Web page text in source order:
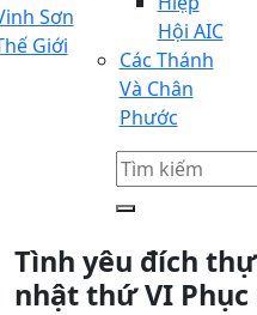
Sơn
Giới
Hội AIC
Các Thánh
Và Chân
Phước
Tình yêu đích
nhật thứ VI Phục